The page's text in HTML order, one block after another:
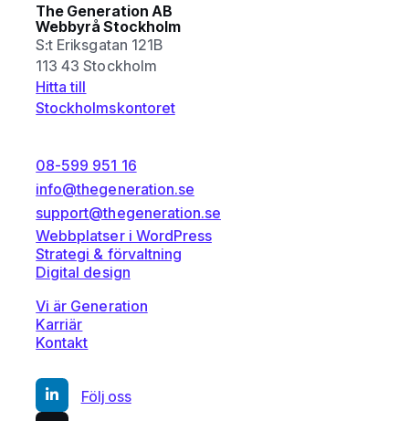
The Generation AB
Webbyrå Stockholm
S:t Eriksgatan 121B
113 43 Stockholm
Hitta till
Stockholmskontoret
08-599 951 16
info@thegeneration.se
support@thegeneration.se
Webbplatser i WordPress
Strategi & förvaltning
Digital design
Vi är Generation
Karriär
Kontakt
Följ oss